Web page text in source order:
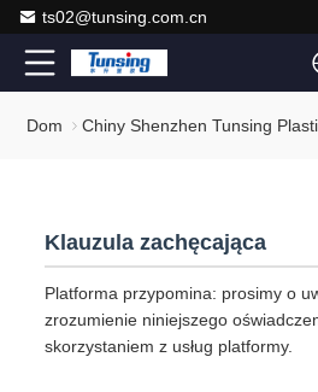
ts02@tunsing.com.cn
Dom Chiny Shenzhen Tunsing
Klauzula zachęcająca
Platforma przypomina: prosimy o
zrozumienie niniejszego
skorzystaniem z usług platformy.